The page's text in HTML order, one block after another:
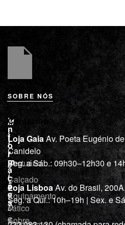
SOBRE NÓS
M
i
l
í
c
i
a
“
D
e
L
o
j
a
Vestuário
Calçado
Equipamento
Tático
I
n
f
o
r
m
a
ç
õ
e
s
Sobre
Contactos
Loja GaiaAv. Poeta Eugénio
Canidelo
Seg. a Sáb.: 09h30–12h30 e
Loja LisboaAv. do Brasil,
Seg. a Qui.: 10h–19h | Sex. e